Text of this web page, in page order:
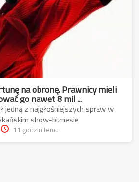
na obronę. Prawnicy mieli
go nawet 8 mil ...
jedną z najgłośniejszych spraw w
show-biznesie
11 godzin temu